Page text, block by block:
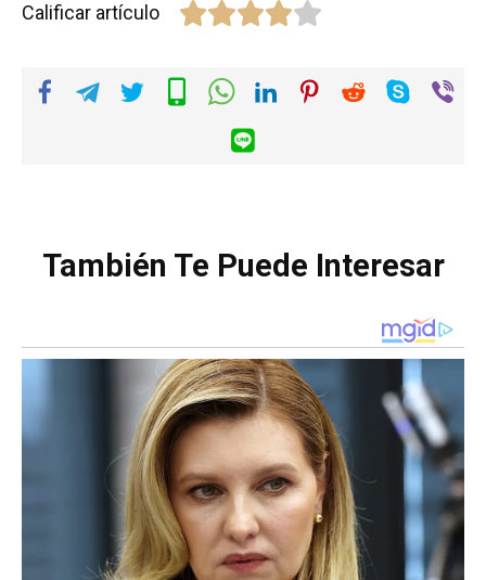
Calificar artículo
También Te Puede Interesar